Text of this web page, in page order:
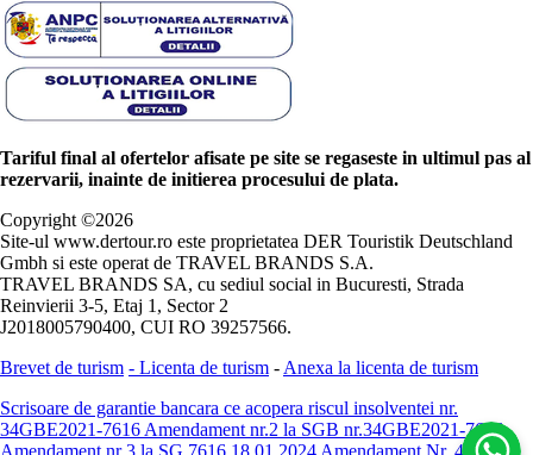
Tariful final al ofertelor afisate pe site se regaseste in ultimul pas al
rezervarii, inainte de initierea procesului de plata.
Copyright ©2026
Site-ul www.dertour.ro este proprietatea DER Touristik Deutschland
Gmbh si este operat de TRAVEL BRANDS S.A.
TRAVEL BRANDS SA, cu sediul social in Bucuresti, Strada
Reinvierii 3-5, Etaj 1, Sector 2
J2018005790400, CUI RO 39257566.
Brevet de turism - Licenta de turism - Anexa la licenta de turism
Scrisoare de garantie bancara ce acopera riscul insolventei nr.
34GBE2021-7616 Amendament nr.2 la SGB nr.34GBE2021-7616
Amendament nr 3 la SG 7616 18.01.2024 Amendament Nr. 4 -